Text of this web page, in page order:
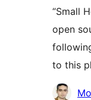
“Small
open
to this